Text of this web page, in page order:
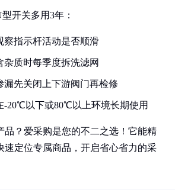
开关多用3年：
察指示杆活动是否顺滑
杂质时每季度拆洗滤网
漏先关闭上下游阀门再检修
-20℃以下或80℃以上环境长期使用
品？爱采购是您的不二之选！它能精
速定位专属商品，开启省心省力的采